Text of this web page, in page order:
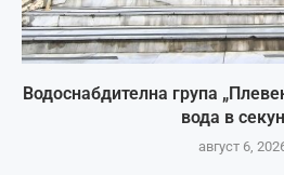
Водоснабдителна група
вода в
август 6,